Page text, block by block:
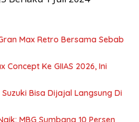
Max Retro Bersama Sebab
Ke GIIAS 2026, Ini
Bisa Dijajal Langsung Di
MBG Sumbang 10 Persen